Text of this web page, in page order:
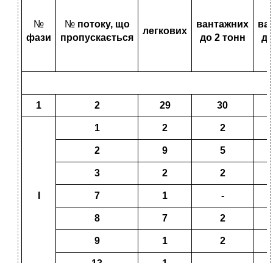
№
фази
№ потоку, що
пропускається
легкових
вантажних
до 2 тонн
1 2 29 30
1 2 2
2 9 5
3 2 2
7 1 -
8 7 2
9 1 2